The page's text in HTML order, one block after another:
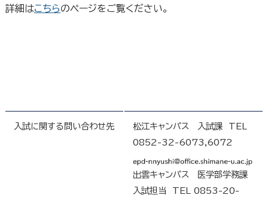
詳細はこちらのページをご覧ください。
入試に関する問い合わせ先
松江キャンパス 入試課 TEL
0852-32-6073,6072
出雲キャンパス 医学部学務課
入試担当 TEL 0853-20-